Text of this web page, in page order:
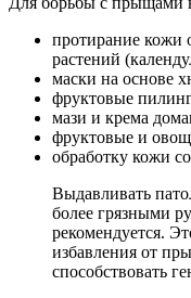
протирание кожи
растений
маски на основе
фруктовые
мази и крема
фруктовые и
обработку кожи
Выдавливать
более грязными
рекомендуется.
избавления от
способствовать